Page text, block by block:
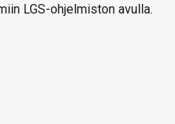
LGS-ohjelmiston avulla.